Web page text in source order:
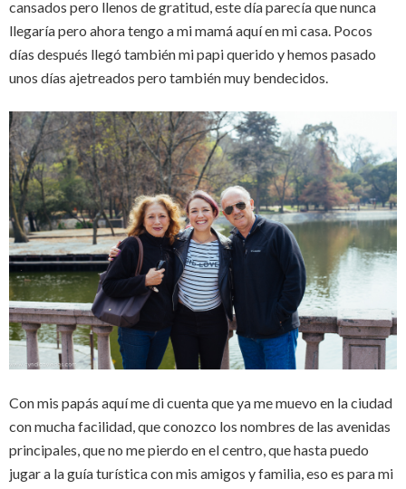
cansados pero llenos de gratitud, este día parecía que nunca
llegaría pero ahora tengo a mi mamá aquí en mi casa. Pocos
días después llegó también mi papi querido y hemos pasado
unos días ajetreados pero también muy bendecidos.
Con mis papás aquí me di cuenta que ya me muevo en la ciudad
con mucha facilidad, que conozco los nombres de las avenidas
principales, que no me pierdo en el centro, que hasta puedo
jugar a la guía turística con mis amigos y familia, eso es para mi